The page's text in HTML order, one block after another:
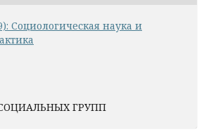
Социологическая наука и
ГРУПП